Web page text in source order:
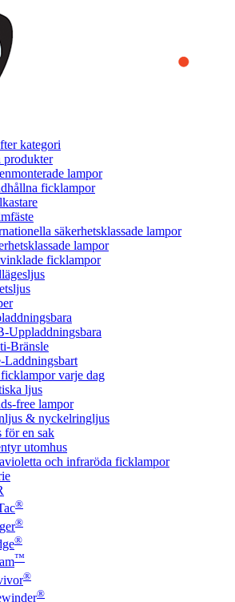
that we provide you the best experience
to browse this website, you accept
help us analyze how the website is used and
To learn more or to find out how
you can access our
kategori
produkter
lampor
ficklampor
säkerhetsklassade lampor
lampor
ficklampor
Uppladdningsbara
Bränsle
Laddningsbart
varje dag
ljus
free lampor
& nyckelringljus
för en sak
utomhus
och infraröda ficklampor
®
®
®
™
®
®